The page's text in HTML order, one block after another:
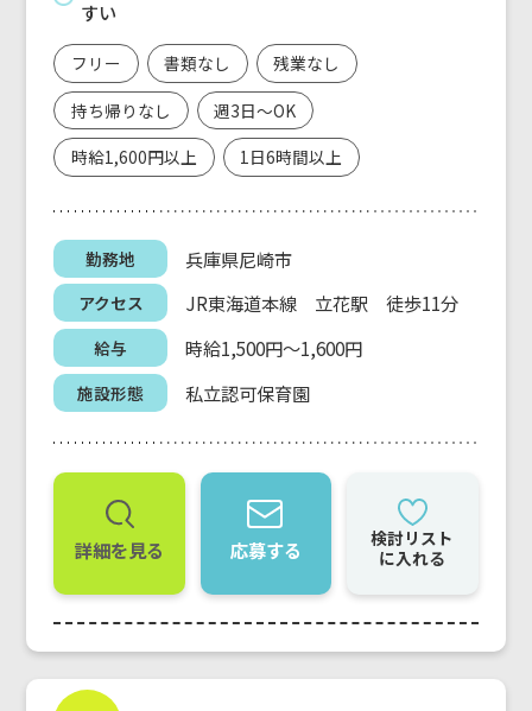
すい
フリー 書類なし
残業なし
持ち帰りなし
週3日～OK
時給1,600円以上
1日6時間以上
勤務地 兵庫県尼崎市
アクセス JR東海道本線 立花駅 徒歩11分
給与 時給1,500円～1,600円
施設形態 私立認可保育園
詳細を見る 応募する
検討リスト
に入れる